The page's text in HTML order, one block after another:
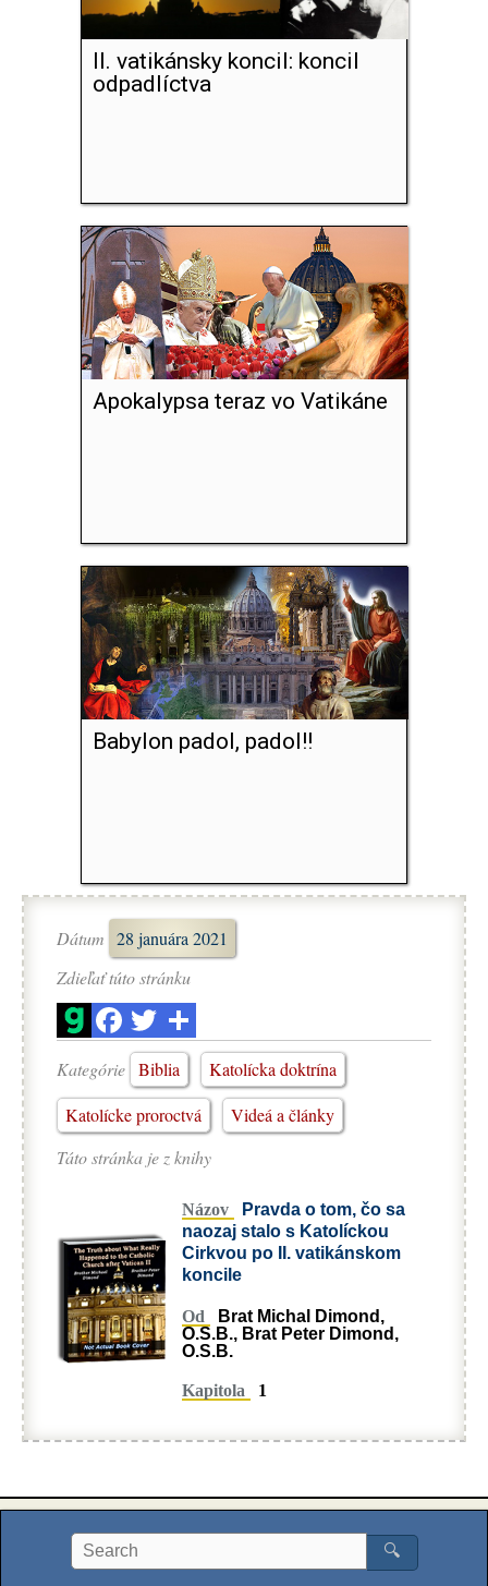
II. vatikánsky koncil: koncil
odpadlíctva
Apokalypsa teraz vo Vatikáne
Babylon padol, padol!!
Dátum 28 januára 2021
Zdieľať túto stránku
Kategórie Biblia
Katolícka doktrína
Katolícke proroctvá
Videá a články
Táto stránka je z knihy
Názov
Pravda o tom, čo sa
naozaj stalo s Katolíckou
Cirkvou po II. vatikánskom
koncile
Od
Brat Michal Dimond,
O.S.B., Brat Peter Dimond,
O.S.B.
Kapitola 1
🔍